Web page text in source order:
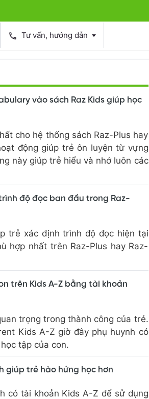
phone Tư vấn, hướng dẫn
vào sách Raz Kids giúp học
cho hệ thống sách Raz-Plus hay
động giúp trẻ ôn luyện từ vựng
này giúp trẻ hiểu và nhớ luôn các
độ đọc ban đầu trong Raz-
trẻ xác định trình độ đọc hiện tại
hợp nhất trên Raz-Plus hay Raz-
trên Kids A-Z bằng tài khoản
trọng trong thành công của trẻ.
Kids A-Z giờ đây phụ huynh có
tập của con.
giúp trẻ hào hứng học hơn
có tài khoản Kids A-Z để sử dụng